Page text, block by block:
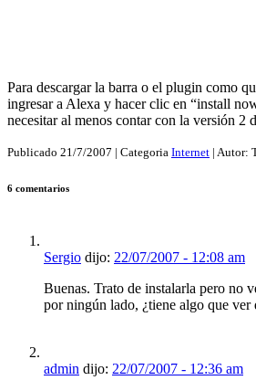
Para descargar la barra o el plugin como
ingresar a Alexa y hacer clic en “install
necesitar al menos contar con la versión 2
Publicado 21/7/2007 | Categoria Internet | Autor:
6 comentarios
Sergio dijo: 22/07/2007 - 12:08 am
Buenas. Trato de instalarla pero no
por ningún lado, ¿tiene algo que ver
admin dijo: 22/07/2007 - 12:36 am